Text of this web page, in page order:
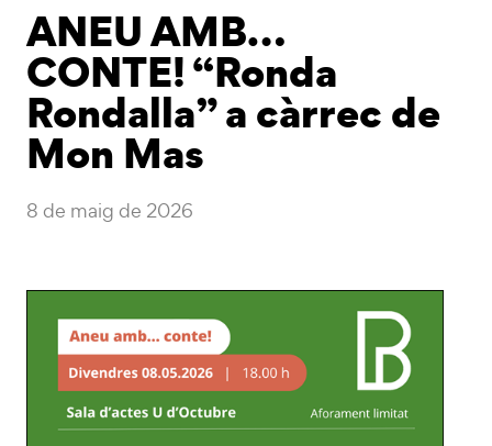
ANEU AMB…
CONTE! “Ronda
Rondalla” a càrrec de
Mon Mas
8 de maig de 2026